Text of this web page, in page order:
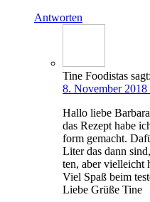
Antworten
Tine Foodistas sagt:
8. November
Hal­lo lie­be
das Rezept habe
form gemacht.
Liter das dann
ten, aber viel­leicht
Viel Spaß beim
Lie­be Grü­ße Tine